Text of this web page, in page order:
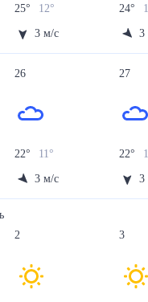
25° 12°
3 м/с
24°
3
26
22° 11°
3 м/с
27
22°
3
2 3